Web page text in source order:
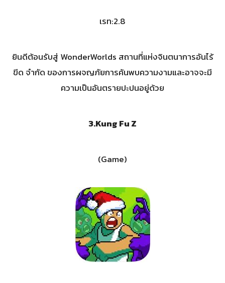
เรท:2.8
ยินดีต้อนรับสู่ WonderWorlds สถานที่แห่งจินตนาการอันไร้
ขีด จำกัด ของการผจญภัยการค้นพบความงามและอาจจะมี
ความเป็นอันตรายปะปนอยู่ด้วย
3.Kung Fu Z
(Game)